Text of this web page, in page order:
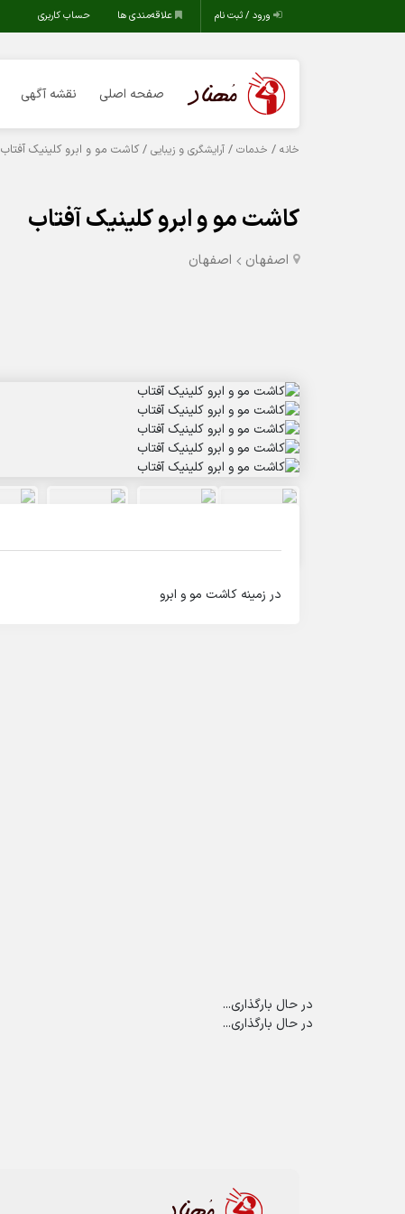
ورود / ثبت نام علاقه‌مندی ها حساب کاربری
صفحه اصلی نقشه آگهی
خانه / خدمات / آرایشگری و زیبایی / کاشت مو و ابرو کلینیک آفتاب
کاشت مو و ابرو کلینیک آفتاب
اصفهان اصفهان
در زمینه کاشت مو و ابرو
در حال بارگذاری...
در حال بارگذاری...